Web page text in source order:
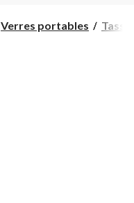
Verres portables